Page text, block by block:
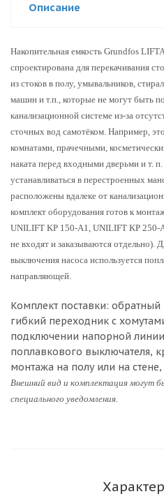
Описание
Накопительная емкость Grundfos
спроектирована для перекачивания
из стоков в полу, умывальников,
машин и т.п., которые не могут быть
канализационной системе из-за
сточных вод самотёком. Например,
комнатами, прачечными,
наката перед входными дверьми и т.
устанавливаться в перестроенных
расположены вдалеке от
комплект оборудования готов к
UNILIFT KP 150-A1, UNILIFT KP 250-
не входят и заказываются отдельно).
выключения насоса используется
направляющей.
Комплект поставки: обратный
гибкий переходник с
подключении напорной
поплавкового выключателя,
монтажа на полу или на
Внешний вид и комплектация могут
специального уведомления.